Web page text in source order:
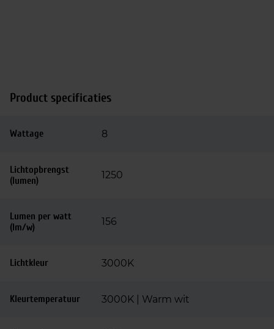
Product specificaties
Wattage 8
Lichtopbrengst
(lumen)
1250
Lumen per watt
(lm/w)
156
Lichtkleur 3000K
Kleurtemperatuur 3000K | Warm wit